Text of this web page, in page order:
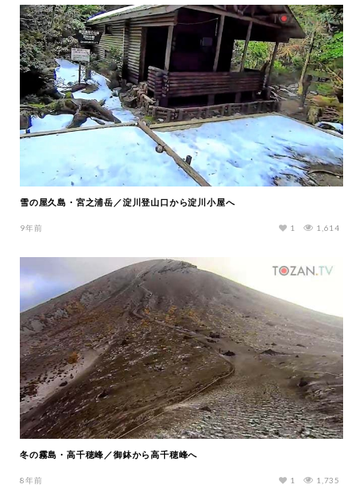
雪の屋久島・宮之浦岳／淀川登山口から淀川小屋へ
9年前 1,614
1
冬の霧島・高千穂峰／御鉢から高千穂峰へ
8年前 1,735
1